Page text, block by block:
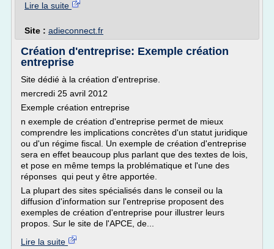
Lire la suite
Site : adieconnect.fr
Création d'entreprise: Exemple création
entreprise
Site dédié à la création d'entreprise.
mercredi 25 avril 2012
Exemple création entreprise
n exemple de création d'entreprise permet de mieux
comprendre les implications concrètes d'un statut juridique
ou d'un régime fiscal. Un exemple de création d'entreprise
sera en effet beaucoup plus parlant que des textes de lois,
et pose en même temps la problématique et l'une des
réponses qui peut y être apportée.
La plupart des sites spécialisés dans le conseil ou la
diffusion d'information sur l'entreprise proposent des
exemples de création d'entreprise pour illustrer leurs
propos. Sur le site de l'APCE, de...
Lire la suite